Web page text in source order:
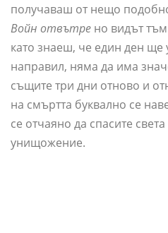
получаваш от нещо
Войн отвътре но видът
като знаеш, че един ден
направил, няма да има
същите три дни отново и
на смъртта буквално се
се отчаяно да спасите
унищожение.